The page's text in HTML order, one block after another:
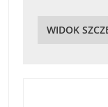
WIDOK